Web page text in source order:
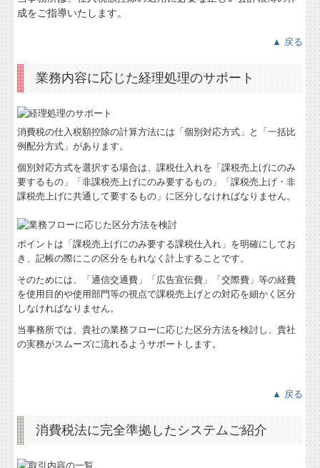
成をご指導いたします。
▲ 戻る
業務内容に応じた経理処理のサポート
消費税の仕入税額控除の計算方法には「個別対応方式」と「一括比
例配分方式」があります。
個別対応方式を選択する場合は、課税仕入れを「課税売上げにのみ
要するもの」「非課税売上げにのみ要するもの」「課税売上げ・非
課税売上げに共通して要するもの」に区分しなければなりません。
ポイントは「課税売上げにのみ要する課税仕入れ」を明確にしてお
き、記帳の際にこの区分をもれなく計上することです。
そのためには、「通信交通費」「広告宣伝費」「交際費」等の経費
を使用目的や使用部門等の視点で課税売上げとの対応を細かく区分
しなければなりません。
当事務所では、貴社の業務フローに応じた区分方法を検討し、貴社
の実務がスムーズに流れるようサポートします。
▲ 戻る
消費税法に完全準拠したシステムご紹介